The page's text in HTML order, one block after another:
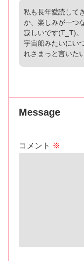
私も長年愛読して
か、楽しみが一つ
寂しいです(T_T)。
宇宙船みたいにい
れさまっと言いた
Message
コメント ※